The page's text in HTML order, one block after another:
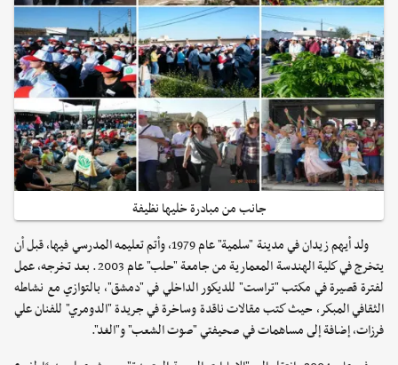
جانب من مبادرة خليها نظيفة
ولد أيهم زيدان في مدينة "سلمية" عام 1979، وأتم تعليمه المدرسي فيها، قبل أن
يتخرج في كلية الهندسة المعمارية من جامعة "حلب" عام 2003. بعد تخرجه، عمل
لفترة قصيرة في مكتب "تراست" للديكور الداخلي في "دمشق"، بالتوازي مع نشاطه
الثقافي المبكر، حيث كتب مقالات ناقدة وساخرة في جريدة "الدومري" للفنان علي
فرزات، إضافة إلى مساهمات في صحيفتي "صوت الشعب" و"الغد".